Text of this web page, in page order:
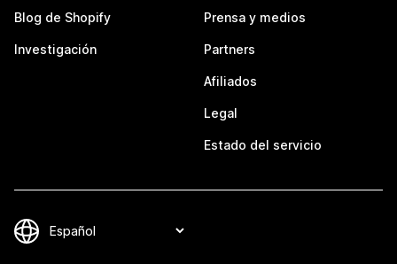
Blog de Shopify
Investigación
Prensa y medios
Partners
Afiliados
Legal
Estado del servicio